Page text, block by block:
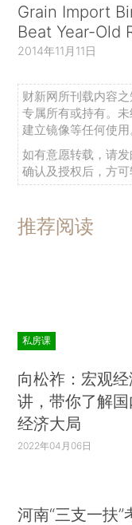
Grain Import
Beat Year-Old
2014年11月11日
财新网所刊载内容
专属所有或持有。
建立镜像等任何使用
如有意愿转载，请
确认及授权后，方可
推荐阅读
私房课
向松祚：宏观
讲，带你了解
经济大局
2022年04月06日
河南“三支一扶